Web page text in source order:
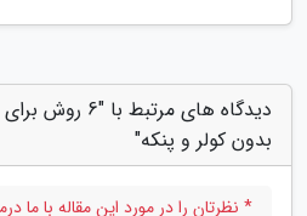
دیدگاه های
بدون کولر و پنکه"
* نظرتان را در مورد این مقاله با ما